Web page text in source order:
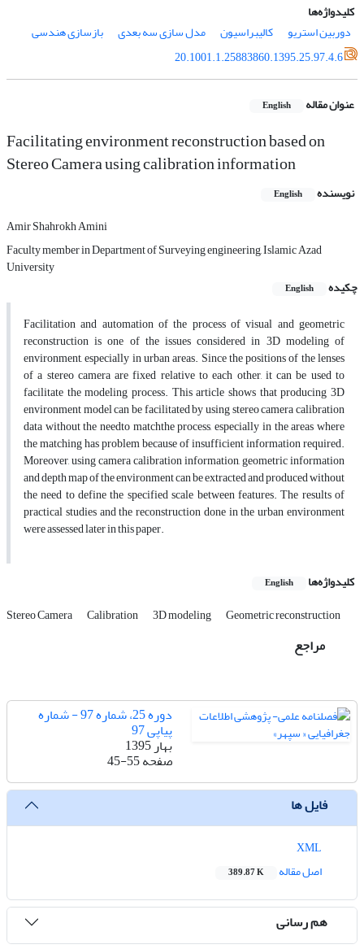
کلیدواژه‌ها
دوربین استریو
کالیبراسیون مدل سازی سه بعدی
بازسازی هندسی
20.1001.1.25883860.1395.25.97.4.6
عنوان مقاله English
Facilitating environment reconstruction based on
Stereo Camera using calibration information
نویسنده English
Amir Shahrokh Amini
Faculty member in Department of Surveying engineering, Islamic Azad
University
چکیده
English
Facilitation and automation of the process of visual and geometric
reconstruction is one of the issues considered in 3D modeling of
environment, especially in urban areas. Since the positions of the lenses
of a stereo camera are fixed relative to each other, it can be used to
facilitate the modeling process. This article shows that producing 3D
environment model can be facilitated by using stereo camera calibration
data without the needto matchthe process, especially in the areas where
the matching has problem because of insufficient information required.
Moreover, using camera calibration information, geometric information
and depth map of the environment can be extracted and produced without
the need to define the specified scale between features. The results of
practical studies and the reconstruction done in the urban environment
were assessed later in this paper.
کلیدواژه‌ها English
Stereo Camera Calibration 3D modeling Geometric reconstruction
مراجع
دوره 25، شماره 97 - شماره
پیاپی 97
بهار 1395
صفحه45-55
فایل ها
اصل مقاله
389.87 K
هم رسانی